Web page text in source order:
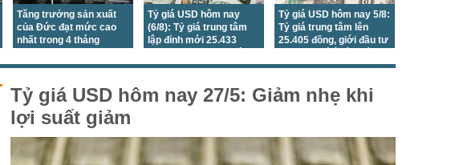
Tăng trưởng sản xuất
của Đức đạt mức cao
nhất trong 4 tháng
Tỷ giá USD hôm nay
(6/8): Tỷ giá trung tâm
lập đỉnh mới 25.433
thấp nhất 7 tuần
Tỷ giá USD hôm nay 5/8:
Tỷ giá trung tâm lên
25.405 đồng, giới đầu tư
cáo việc làm Mỹ
Tỷ giá USD hôm nay 27/5: Giảm nhẹ khi
lợi suất giảm